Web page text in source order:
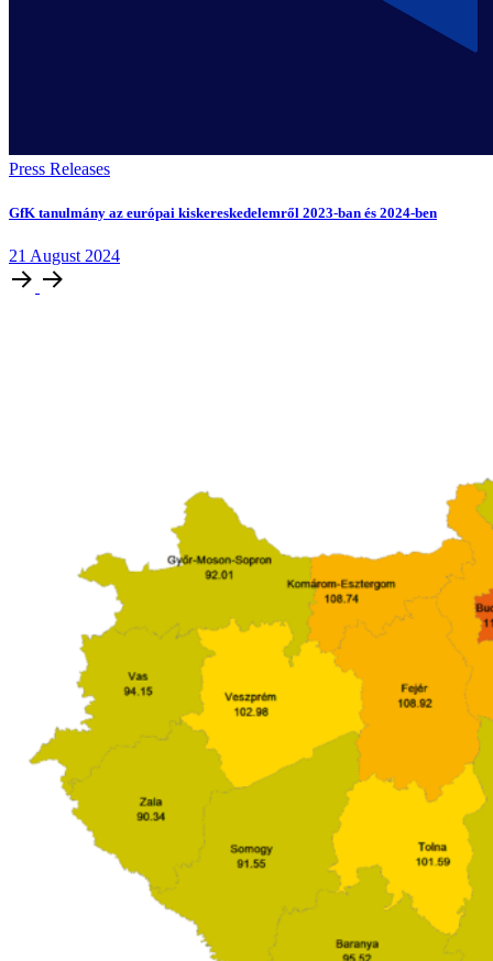
Press Releases
GfK tanulmány az európai kiskereskedelemről 2023-ban és 2024-ben
21 August 2024